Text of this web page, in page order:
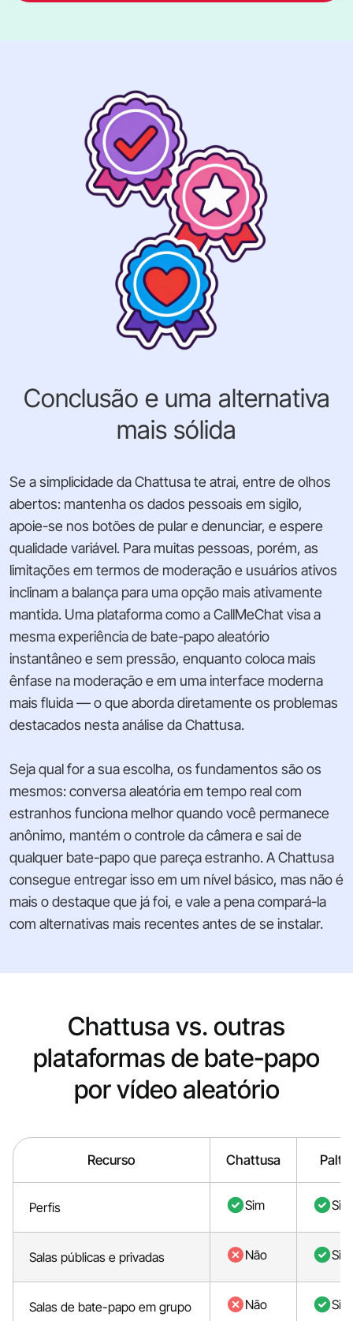
Conclusão e uma alternativa
mais sólida
Se a simplicidade da Chattusa te atrai, entre de olhos
abertos: mantenha os dados pessoais em sigilo,
apoie-se nos botões de pular e denunciar, e espere
qualidade variável. Para muitas pessoas, porém, as
limitações em termos de moderação e usuários ativos
inclinam a balança para uma opção mais ativamente
mantida. Uma plataforma como a CallMeChat visa a
mesma experiência de bate-papo aleatório
instantâneo e sem pressão, enquanto coloca mais
ênfase na moderação e em uma interface moderna
mais fluida — o que aborda diretamente os problemas
destacados nesta análise da Chattusa.
Seja qual for a sua escolha, os fundamentos são os
mesmos: conversa aleatória em tempo real com
estranhos funciona melhor quando você permanece
anônimo, mantém o controle da câmera e sai de
qualquer bate-papo que pareça estranho. A Chattusa
consegue entregar isso em um nível básico, mas não é
mais o destaque que já foi, e vale a pena compará-la
com alternativas mais recentes antes de se instalar.
Chattusa vs. outras
plataformas de bate-papo
por vídeo aleatório
Recurso Chattusa
Perfis Sim Sim
Salas públicas e privadas Não Sim
Salas de bate-papo em grupo Não Sim